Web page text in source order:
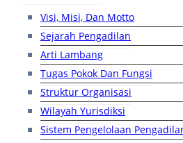
Visi, Misi, Dan Motto
Sejarah Pengadilan
Arti Lambang
Tugas Pokok Dan Fungsi
Struktur Organisasi
Wilayah Yurisdiksi
Sistem Pengelolaan